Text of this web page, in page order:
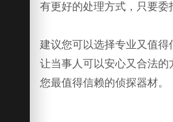
有更好的处理方式，只要委
建议您可以选择专业又值
让当事人可以安心又合法
您最值得信赖的侦探器材。